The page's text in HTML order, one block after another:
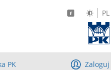
PL
PK Zaloguj